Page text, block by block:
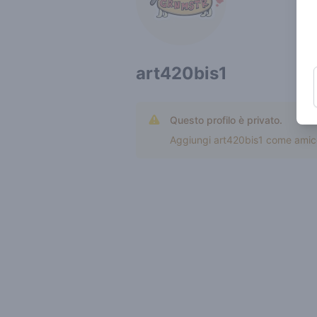
art420bis1
Questo profilo è privato.
Aggiungi art420bis1 come